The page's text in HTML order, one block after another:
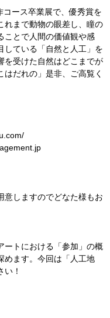
ース卒業展で、優秀賞を
れまで動物の眼差し、瞳の
ことで人間の価値観や感
している「自然と人工」を
を受けた自然はどこまでが
だれの」是非、ご高覧く
意しますのでどなた様もお
ートにおける「参加」の概
めます。今回は「人工地
！